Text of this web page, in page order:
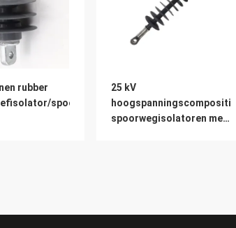
rubber
spoorwegisolator
25 kV
hoogspanningscompositief
spoorwegisolatoren met